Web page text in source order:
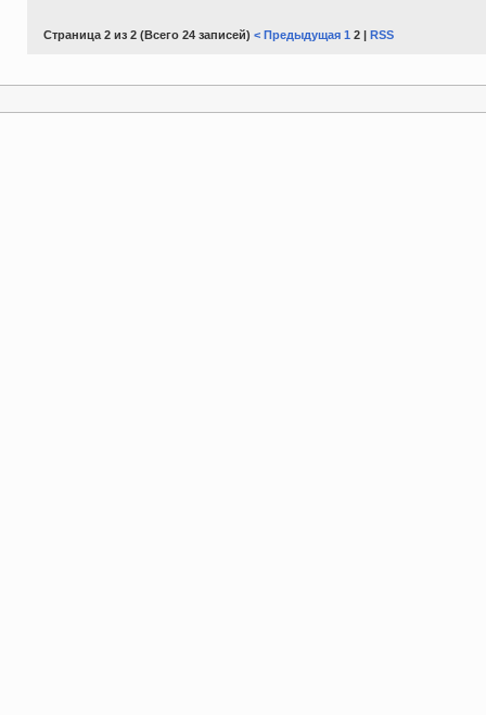
Страница 2 из 2 (Всего 24 записей) < Предыдущая 1 2 | RSS